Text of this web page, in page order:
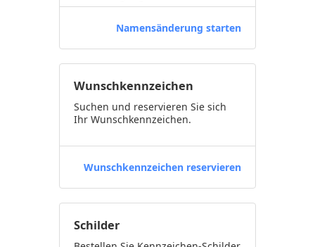
Namensänderung starten
Wunschkennzeichen
Suchen und reservieren Sie sich
Ihr Wunschkennzeichen.
Wunschkennzeichen reservieren
Schilder